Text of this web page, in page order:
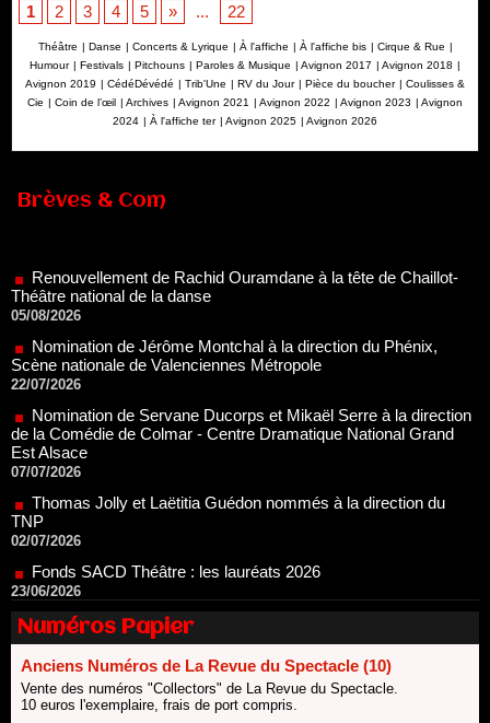
1
2 3 4 5 » ... 22
Théâtre | Danse | Concerts & Lyrique | À l'affiche | À l'affiche bis | Cirque & Rue |
Humour | Festivals | Pitchouns | Paroles & Musique | Avignon 2017 | Avignon 2018 |
Avignon 2019 | CédéDévédé | Trib'Une | RV du Jour | Pièce du boucher | Coulisses &
Cie | Coin de l’œil | Archives | Avignon 2021 | Avignon 2022 | Avignon 2023 | Avignon
2024 | À l'affiche ter | Avignon 2025 | Avignon 2026
Brèves & Com
Nomination de Jérôme Montchal à la direction du Phénix,
Scène nationale de Valenciennes Métropole
Nomination de Servane Ducorps et Mikaël Serre à la direction
de la Comédie de Colmar - Centre Dramatique National Grand
Est Alsace
07/07/2026
Thomas Jolly et Laëtitia Guédon nommés à la direction du
TNP
Fonds SACD Théâtre : les lauréats 2026
23/06/2026
Dispositif ARTCENA Écrire pour le cirque, les lauréats 2026 !
20/06/2026
Le palmarès des prix SACD 2026
18/06/2026
Les 10 lauréats du Fonds Grandes Formes Théâtre 2026
SACD
13/06/2026
Numéros Papier
Anciens Numéros de La Revue du Spectacle (10)
Vente des numéros "Collectors" de La Revue du Spectacle.
10 euros l'exemplaire, frais de port compris.